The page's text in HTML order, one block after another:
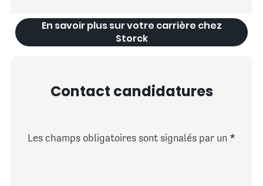
En savoir plus sur votre carrière chez
Storck
Contact candidatures
Les champs obligatoires sont signalés par un